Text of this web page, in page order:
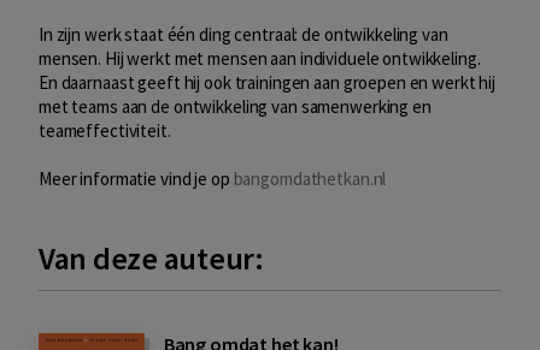
In zijn werk staat één ding centraal: de ontwikkeling van
mensen. Hij werkt met mensen aan individuele ontwikkeling.
En daarnaast geeft hij ook trainingen aan groepen en werkt hij
met teams aan de ontwikkeling van samenwerking en
teameffectiviteit.
Meer informatie vind je op bangomdathetkan.nl
Van deze auteur:
Bang omdat het kan!